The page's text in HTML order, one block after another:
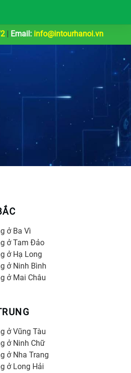
Lịch | Teambuilding & Sự Kiện
| Email: info@intourhanoi.vn
ở Ba Vì
ở Tam Đảo
ở Hạ Long
ở Ninh Bình
ở Mai Châu
ở Vũng Tàu
ở Ninh Chữ
ở Nha Trang
ở Long Hải